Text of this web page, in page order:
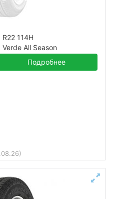
114H
All Season
Подробнее